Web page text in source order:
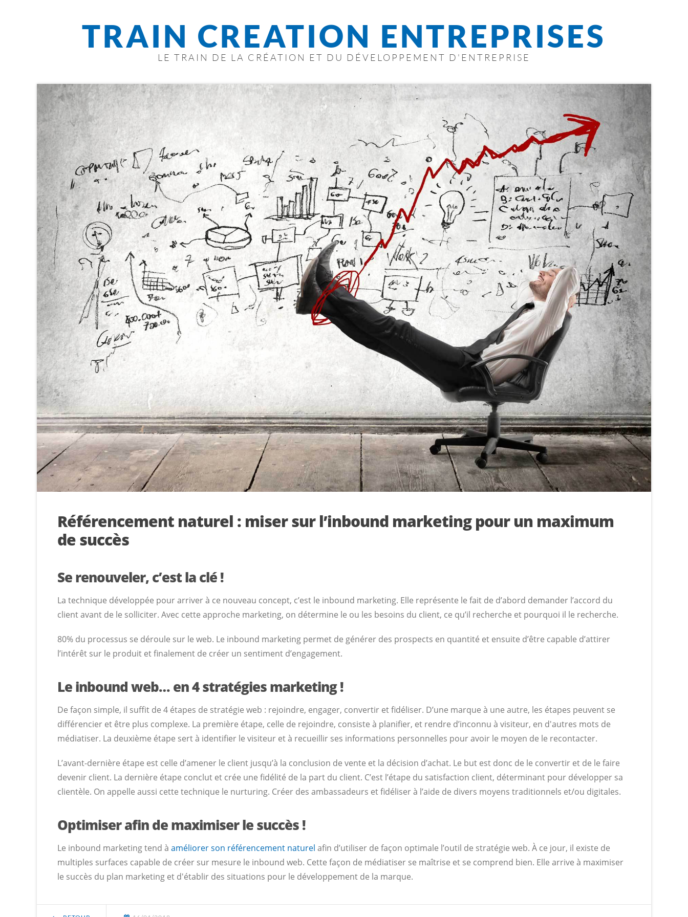
TRAIN CREATION ENTREPRISES
LE TRAIN DE LA CRÉATION ET DU DÉVELOPPEMENT D'ENTREPRISE
Référencement naturel : miser sur l’inbound marketing pour un maximum
de succès
Se renouveler, c’est la clé !
La technique développée pour arriver à ce nouveau concept, c’est le inbound marketing. Elle représente le fait de d’abord demander l’accord du
client avant de le solliciter. Avec cette approche marketing, on détermine le ou les besoins du client, ce qu’il recherche et pourquoi il le recherche.
80% du processus se déroule sur le web. Le inbound marketing permet de générer des prospects en quantité et ensuite d’être capable d’attirer
l’intérêt sur le produit et finalement de créer un sentiment d’engagement.
Le inbound web… en 4 stratégies marketing !
De façon simple, il suffit de 4 étapes de stratégie web : rejoindre, engager, convertir et fidéliser. D’une marque à une autre, les étapes peuvent se
différencier et être plus complexe. La première étape, celle de rejoindre, consiste à planifier, et rendre d’inconnu à visiteur, en d'autres mots de
médiatiser. La deuxième étape sert à identifier le visiteur et à recueillir ses informations personnelles pour avoir le moyen de le recontacter.
L’avant-dernière étape est celle d’amener le client jusqu’à la conclusion de vente et la décision d’achat. Le but est donc de le convertir et de le faire
devenir client. La dernière étape conclut et crée une fidélité de la part du client. C’est l’étape du satisfaction client, déterminant pour développer sa
clientèle. On appelle aussi cette technique le nurturing. Créer des ambassadeurs et fidéliser à l’aide de divers moyens traditionnels et/ou digitales.
Optimiser afin de maximiser le succès !
Le inbound marketing tend à améliorer son référencement naturel afin d’utiliser de façon optimale l’outil de stratégie web. À ce jour, il existe de
multiples surfaces capable de créer sur mesure le inbound web. Cette façon de médiatiser se maîtrise et se comprend bien. Elle arrive à maximiser
le succès du plan marketing et d'établir des situations pour le développement de la marque.